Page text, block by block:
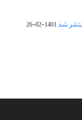
1401-02-26